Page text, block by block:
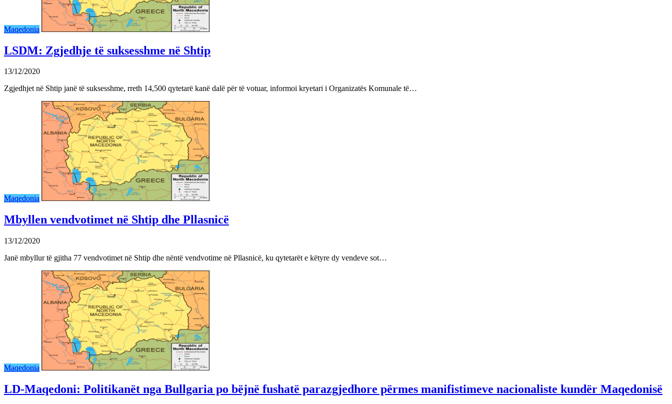
Maqedonia
LSDM: Zgjedhje të suksesshme në Shtip
13/12/2020
Zgjedhjet në Shtip janë të suksesshme, rreth 14,500 qytetarë kanë dalë për të votuar, informoi kryetari i Organizatës Komunale të…
Maqedonia
Mbyllen vendvotimet në Shtip dhe Pllasnicë
13/12/2020
Janë mbyllur të gjitha 77 vendvotimet në Shtip dhe nëntë vendvotime në Pllasnicë, ku qytetarët e këtyre dy vendeve sot…
Maqedonia
LD-Maqedoni: Politikanët nga Bullgaria po bëjnë fushatë parazgjedhore përmes manifistimeve nacionaliste kundër Maqedonisë